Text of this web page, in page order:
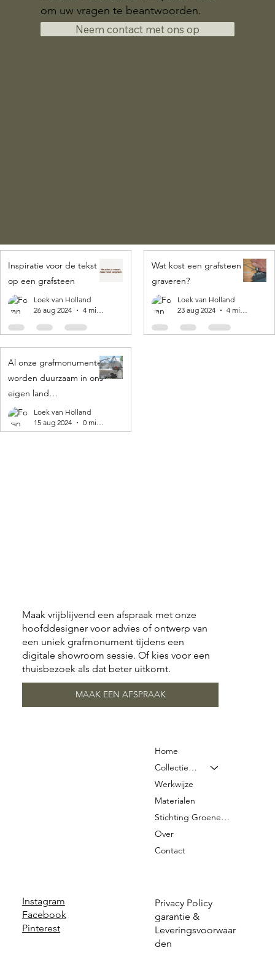
om uw vragen te beantwoorden.
Neem contact met ons op
Inspiratie voor de tekst
op een grafsteen
Loek van Holland
26 aug 2024
4 minuten om te lezen
Wat kost een grafsteen
graveren?
Loek van Holland
23 aug 2024
4 minuten om te lezen
Al onze grafmonumenten
worden duurzaam in ons
eigen land
geproduceerd! 🌍
Loek van Holland
15 aug 2024
0 minuten om te lezen
Instagram
Facebook
Pinterest
Privacy Policy
garantie &
Leveringsvoorwaar
den
Home
Collectie & Prijzen
Werkwijze
Materialen
Stichting Groene Graven
Over
Contact
Maak vrijblijvend een afspraak met onze
hoofddesigner voor advies of ontwerp van
een uniek grafmonument tijdens een
digitale showroom sessie. Of kies voor een
thuisbezoek als dat beter uitkomt.
MAAK EEN AFSPRAAK